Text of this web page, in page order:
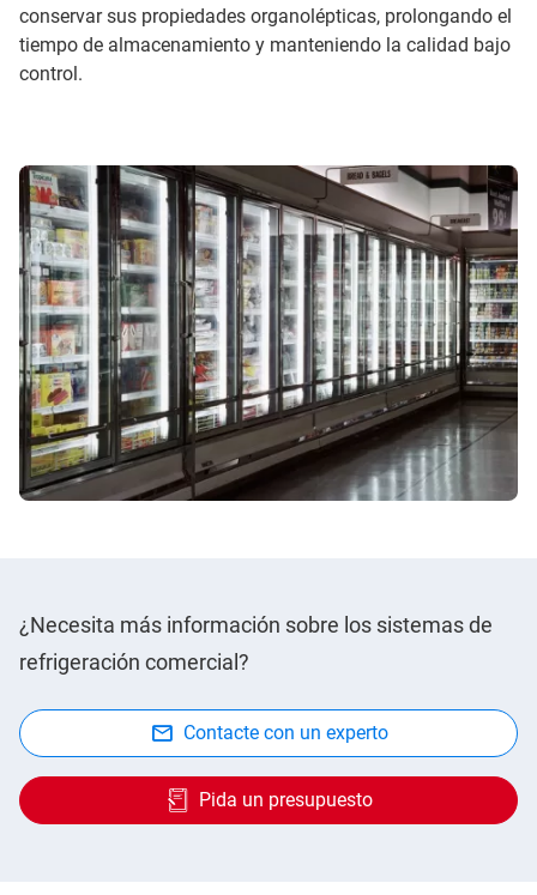
conservar sus propiedades organolépticas, prolongando el
tiempo de almacenamiento y manteniendo la calidad bajo
control.
¿Necesita más información sobre los sistemas de
refrigeración comercial?
Contacte con un experto
Pida un presupuesto